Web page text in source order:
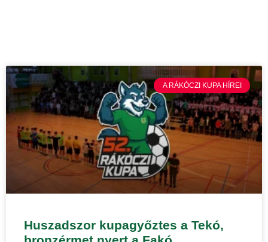
A RÁKÓCZI KUPA HÍREI
Huszadszor kupagyőztes a Tekó,